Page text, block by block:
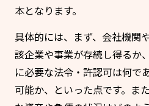
本となります。
具体的には、まず、会社機関
該企業や事業が存続し得るか
に必要な法令・許認可は何で
可能か、といった点です。ま